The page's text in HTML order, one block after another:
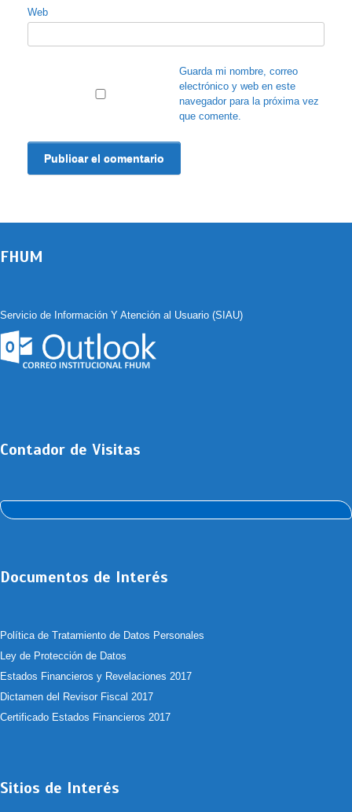
Web
Guarda mi nombre, correo
electrónico y web en este
navegador para la próxima vez
que comente.
FHUM
Servicio de Información Y Atención al Usuario (SIAU)
Contador de Visitas
Documentos de Interés
Política de Tratamiento de Datos Personales
Ley de Protección de Datos
Estados Financieros y Revelaciones 2017
Dictamen del Revisor Fiscal 2017
Certificado Estados Financieros 2017
Sitios de Interés